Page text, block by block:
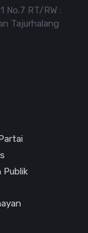
No.7 RT/RW :
Tajurhalang
Publik